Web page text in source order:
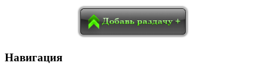
Sina Weibo
SurfingbirdTencent Weibo
Навигация